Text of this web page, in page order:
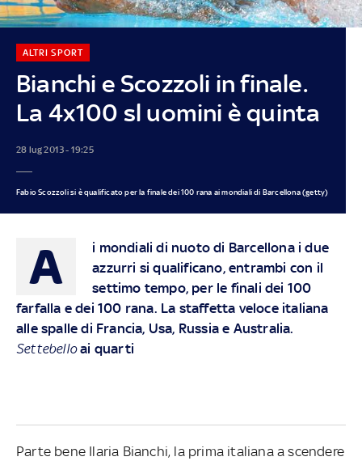
Bianchi e Scozzoli in finale.
La 4x100 sl uomini è quinta
ALTRI SPORT
28 lug 2013 - 19:25
Fabio Scozzoli si è qualificato per la finale dei 100 rana ai mondiali di Barcellona (getty)
A
i mondiali di nuoto di Barcellona i due
azzurri si qualificano, entrambi con il
settimo tempo, per le finali dei 100
farfalla e dei 100 rana. La staffetta veloce italiana
alle spalle di Francia, Usa, Russia e Australia.
Settebelloai quarti
Parte bene Ilaria Bianchi, la prima italiana a scendere